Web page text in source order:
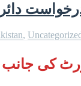
دائر
,
کی